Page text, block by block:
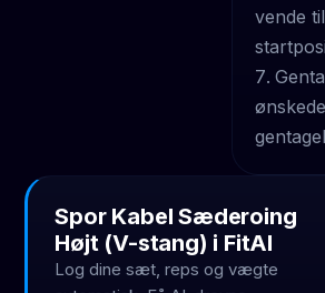
vende
Spor Kabel Sæderoing
Højt (V-stang) i FitAI
Log dine sæt, reps og vægte